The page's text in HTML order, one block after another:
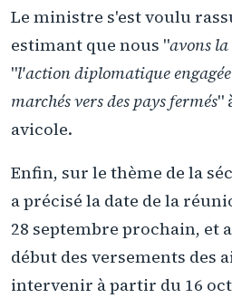
Le ministre s'est voulu
estimant que nous "avons
"l'action diplomatique
marchés vers des pays fermés"
avicole.
Enfin, sur le thème de la
a précisé la date de la
28 septembre prochain, et
début des versements des
intervenir à partir du 16